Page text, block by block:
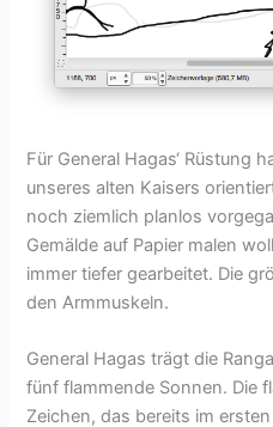
Für General Hagas‘ Rüstung
unseres alten Kaisers
noch ziemlich planlos
Gemälde auf Papier malen
immer tiefer gearbeitet. Die
den Armmuskeln.
General Hagas trägt die
fünf flammende Sonnen. Die
Zeichen, das bereits im